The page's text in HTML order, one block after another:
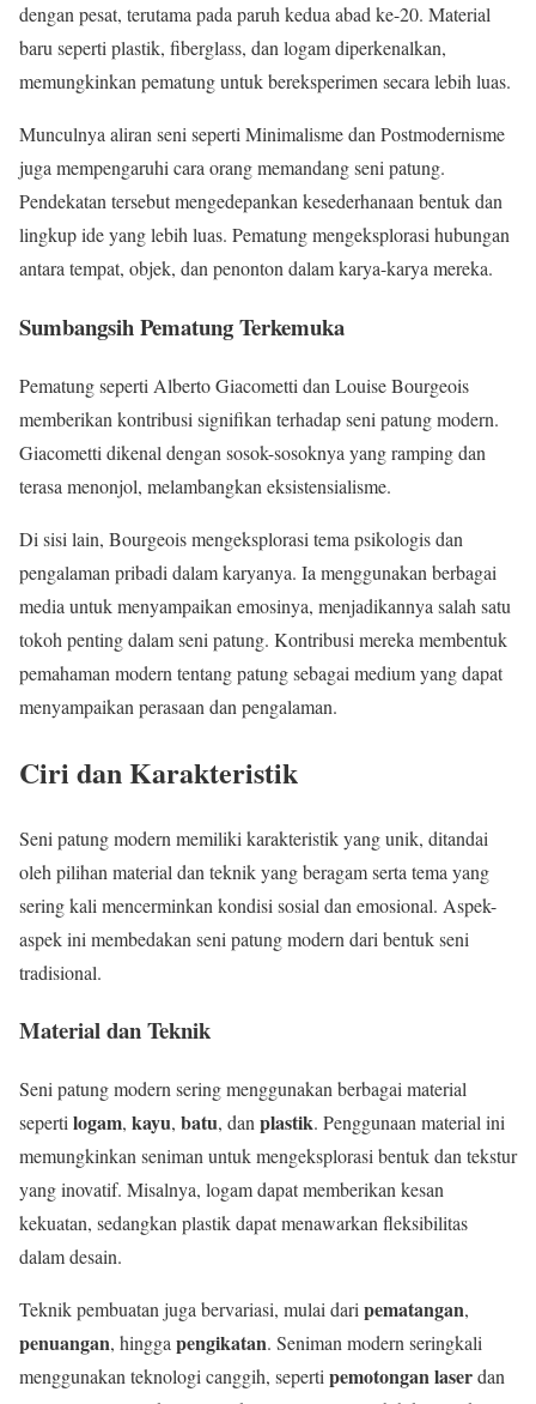
dengan pesat, terutama pada paruh kedua abad ke-20. Material
baru seperti plastik, fiberglass, dan logam diperkenalkan,
memungkinkan pematung untuk bereksperimen secara lebih luas.
Munculnya aliran seni seperti Minimalisme dan Postmodernisme
juga mempengaruhi cara orang memandang seni patung.
Pendekatan tersebut mengedepankan kesederhanaan bentuk dan
lingkup ide yang lebih luas. Pematung mengeksplorasi hubungan
antara tempat, objek, dan penonton dalam karya-karya mereka.
Sumbangsih Pematung Terkemuka
Pematung seperti Alberto Giacometti dan Louise Bourgeois
memberikan kontribusi signifikan terhadap seni patung modern.
Giacometti dikenal dengan sosok-sosoknya yang ramping dan
terasa menonjol, melambangkan eksistensialisme.
Di sisi lain, Bourgeois mengeksplorasi tema psikologis dan
pengalaman pribadi dalam karyanya. Ia menggunakan berbagai
media untuk menyampaikan emosinya, menjadikannya salah satu
tokoh penting dalam seni patung. Kontribusi mereka membentuk
pemahaman modern tentang patung sebagai medium yang dapat
menyampaikan perasaan dan pengalaman.
Ciri dan Karakteristik
Seni patung modern memiliki karakteristik yang unik, ditandai
oleh pilihan material dan teknik yang beragam serta tema yang
sering kali mencerminkan kondisi sosial dan emosional. Aspek-
aspek ini membedakan seni patung modern dari bentuk seni
tradisional.
Material dan Teknik
Seni patung modern sering menggunakan berbagai material
seperti logam, kayu, batu, dan plastik. Penggunaan material ini
memungkinkan seniman untuk mengeksplorasi bentuk dan tekstur
yang inovatif. Misalnya, logam dapat memberikan kesan
kekuatan, sedangkan plastik dapat menawarkan fleksibilitas
dalam desain.
Teknik pembuatan juga bervariasi, mulai dari pematangan,
penuangan, hingga pengikatan. Seniman modern seringkali
menggunakan teknologi canggih, seperti pemotongan laserdan